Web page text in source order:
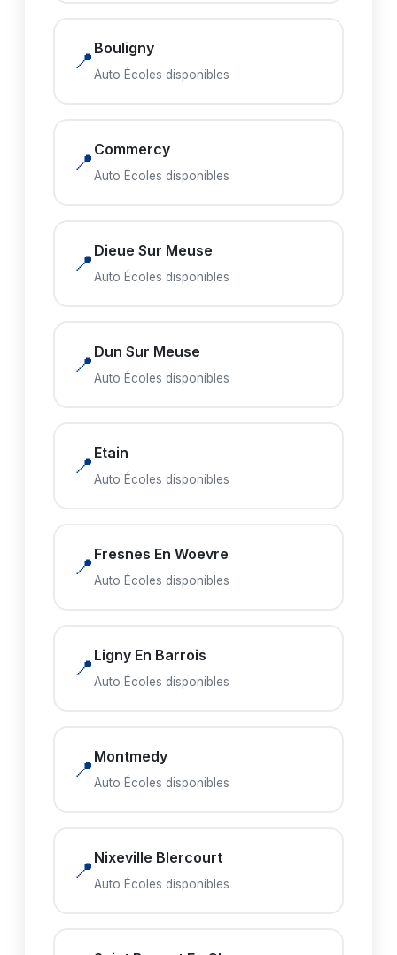
📍 Bouligny
Auto Écoles disponibles
📍 Commercy
Auto Écoles disponibles
📍 Dieue Sur Meuse
Auto Écoles disponibles
📍 Dun Sur Meuse
Auto Écoles disponibles
📍 Etain
Auto Écoles disponibles
📍 Fresnes En Woevre
Auto Écoles disponibles
📍 Ligny En Barrois
Auto Écoles disponibles
📍 Montmedy
Auto Écoles disponibles
📍 Nixeville Blercourt
Auto Écoles disponibles